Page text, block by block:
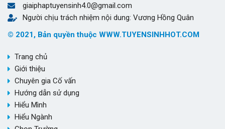
giaiphaptuyensinh4.0@gmail.com
Người chịu trách nhiệm nội dung: Vương Hồng Quân
© 2021, Bản quyền thuộc WWW.TUYENSINHHOT.COM
Trang chủ
Giới thiệu
Chuyên gia Cố vấn
Hướng dẫn sử dụng
Hiểu Mình
Hiểu Ngành